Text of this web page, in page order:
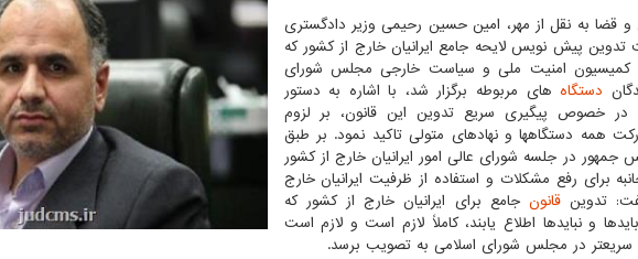
و قضا به نقل از مهر، امین حسین رحیمی وزیر دادگستری
پیش نویس لایحه جامع ایرانیان خارج از کشور که
کمیسیون امنیت ملی و سیاست خارجی مجلس شورای
دستگاه های مربوطه برگزار شد، با اشاره به دستور
خصوص پیگیری سریع تدوین این قانون، بر لزوم
همه دستگاهها و نهادهای متولی تاکید نمود. بر طبق
جمهور در جلسه شورای عالی امور ایرانیان خارج از کشور
برای رفع مشکلات و استفاده از ظرفیت ایرانیان خارج
تدوینقانون جامع برای ایرانیان خارج از کشور که
و نبایدها اطلاع یابند، کاملاً لازم است و لازم است
سریعتر در مجلس شورای اسلامی به تصویب برسد.